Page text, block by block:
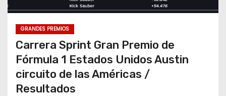
GRANDES PREMIOS
Carrera Sprint Gran Premio de
Fórmula 1 Estados Unidos Austin
circuito de las Américas /
Resultados